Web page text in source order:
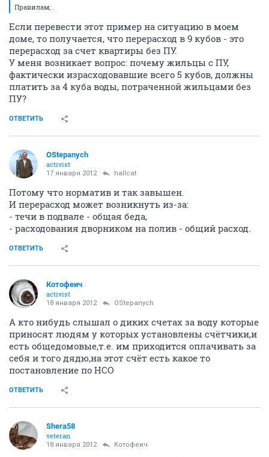
Правилам; .
Если перевести этот пример на ситуацию в моем
доме, то получается, что перерасход в 9 кубов - это
перерасход за счет квартиры без ПУ.
У меня возникает вопрос: почему жильцы с ПУ,
фактически израсходовавшие всего 5 кубов, должны
платить за 4 куба воды, потраченной жильцами без
ПУ?
ОТВЕТИТЬ
OStepanych
activist
17 января 2012 hallcat
Потому что норматив и так завышен.
И перерасход может возникнуть из-за:
- течи в подвале - общая беда,
- расходования дворником на полив - общий расход.
ОТВЕТИТЬ
Котофеич
activist
18 января 2012 OStepanych
А кто нибудь слышал о диких счетах за воду которые
приносят людям у которых установлены счётчики,и
есть общедомовые,т.е. им приходится оплачивать за
себя и того дядю,на этот счёт есть какое то
постановление по НСО
ОТВЕТИТЬ
Shera58
veteran
18 января 2012 Котофеич